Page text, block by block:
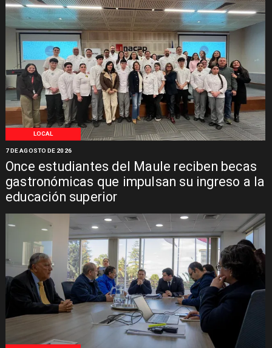
LOCAL
Once estudiantes del Maule reciben becas
gastronómicas que impulsan su ingreso a la
educación superior
7 DE AGOSTO DE 2026